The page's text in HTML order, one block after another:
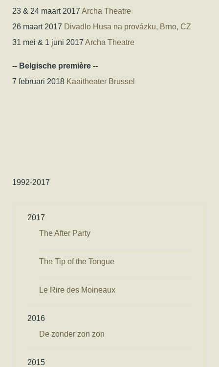
23 & 24 maart 2017 Archa Theatre
26 maart 2017 Divadlo Husa na provázku, Brno, CZ
31 mei & 1 juni 2017 Archa Theatre
-- Belgische première --
7 februari 2018 Kaaitheater Brussel
1992-2017
2017
The After Party
The Tip of the Tongue
Le Rire des Moineaux
2016
De zonder zon zon
2015